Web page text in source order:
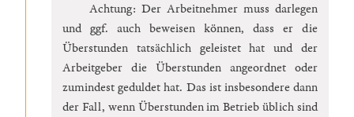
Achtung: Der Arbeitnehmer muss darlegen
und ggf. auch beweisen können, dass er die
Überstunden tatsächlich geleistet hat und der
Arbeitgeber die Überstunden angeordnet oder
zumindest geduldet hat. Das ist insbesondere dann
der Fall, wenn Überstunden im Betrieb üblich sind